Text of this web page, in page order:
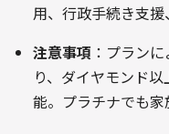
用、行政手続き支
注意事項 ：プラン
り、ダイヤモンド
能。プラチナでも